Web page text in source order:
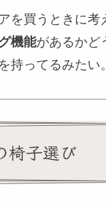
を買うときに
機能があるかど
持ってるみた
椅子選び